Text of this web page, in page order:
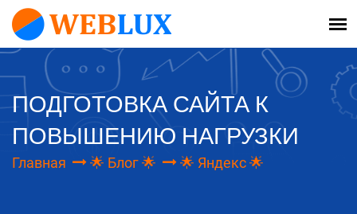
ПОДГОТОВКА САЙТА К
ПОВЫШЕНИЮ НАГРУЗКИ
Главная 🌟 Блог 🌟 🌟 Яндекс 🌟